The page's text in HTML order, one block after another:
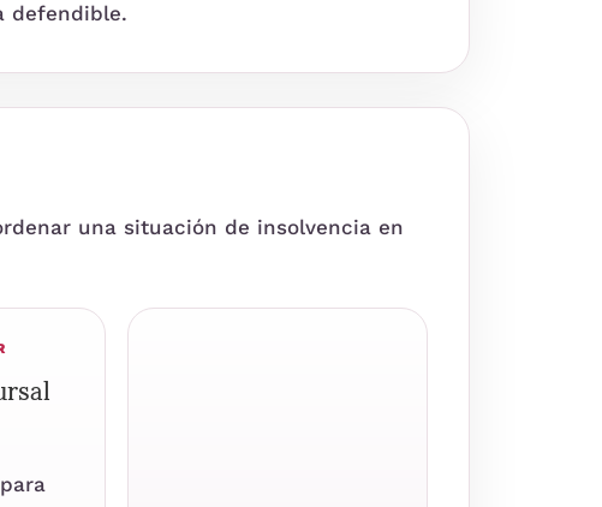
defendible.
una situación de insolvencia en